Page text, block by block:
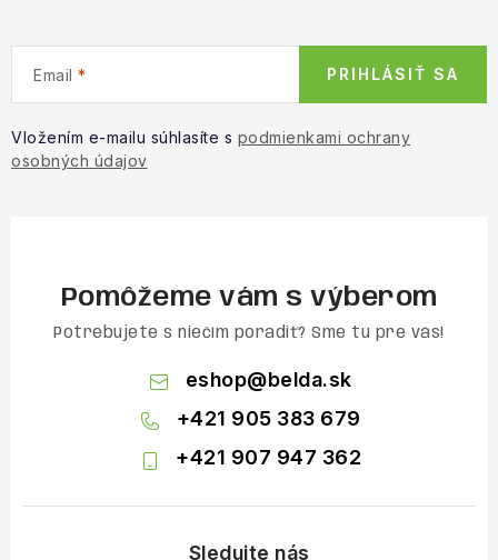
Email
Vložením e-mailu súhlasíte s podmienkami ochrany
osobných údajov
PRIHLÁSIŤ SA
Pomôžeme vám s výberom
Potrebujete s niečím poradiť? Sme tu pre vás!
eshop@belda.sk
+421 905 383 679
+421 907 947 362